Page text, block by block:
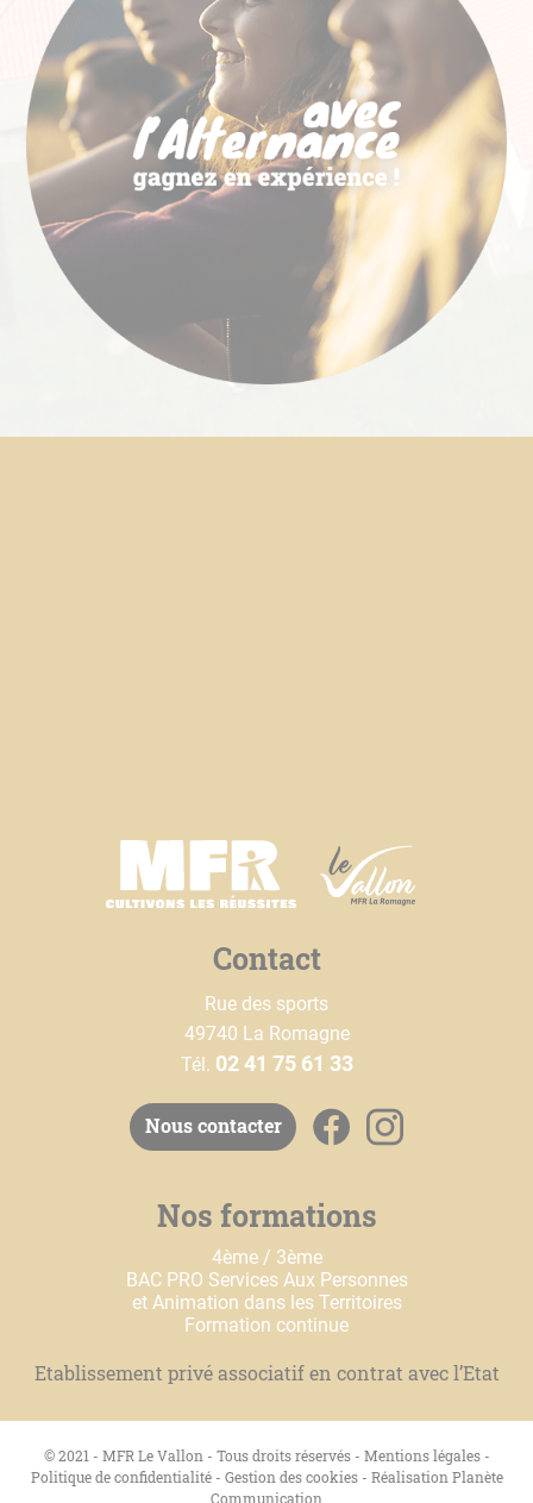
Contact
Rue des sports
49740 La Romagne
Tél. 02 41 75 61 33
Nous contacter
Nos formations
4ème / 3ème
BAC PRO Services Aux Personnes
et Animation dans les Territoires
Formation continue
Etablissement privé associatif en contrat avec l’Etat
© 2021 - MFR Le Vallon - Tous droits réservés - Mentions légales-
Politique de confidentialité- Gestion des cookies- Réalisation Planète
Communication